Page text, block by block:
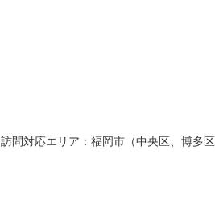
訪問対応エリア：福岡市（中央区、博多